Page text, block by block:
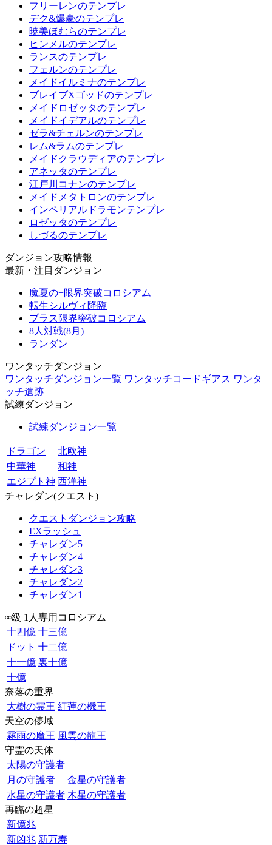
フリーレンのテンプレ
デク&爆豪のテンプレ
暁美ほむらのテンプレ
ヒンメルのテンプレ
ランスのテンプレ
フェルンのテンプレ
メイドイルミナのテンプレ
ブレイブXゴッドのテンプレ
メイドロゼッタのテンプレ
メイドイデアルのテンプレ
ゼラ&チェルンのテンプレ
レム&ラムのテンプレ
メイドクラウディアのテンプレ
アネッタのテンプレ
江戸川コナンのテンプレ
メイドメタトロンのテンプレ
インペリアルドラモンテンプレ
ロゼッタのテンプレ
しづるのテンプレ
ダンジョン攻略情報
最新・注目ダンジョン
魔夏の+限界突破コロシアム
転生シルヴィ降臨
プラス限界突破コロシアム
8人対戦(8月)
ランダン
ワンタッチダンジョン
ワンタッチダンジョン一覧 ワンタッチコードギアス ワンタ
ッチ遺跡
試練ダンジョン
試練ダンジョン一覧
ドラゴン
北欧神
中華神
和神
エジプト神 西洋神
チャレダン(クエスト)
クエストダンジョン攻略
EXラッシュ
チャレダン5
チャレダン4
チャレダン3
チャレダン2
チャレダン1
∞級 1人専用コロシアム
十四億 十三億
ドット 十二億
十一億 裏十億
十億
奈落の重界
大樹の霊王 紅蓮の機王
天空の儚域
霧雨の魔王 風雲の龍王
守霊の天体
太陽の守護者
月の守護者
金星の守護者
水星の守護者 木星の守護者
再臨の超星
新億兆
新凶兆 新万寿